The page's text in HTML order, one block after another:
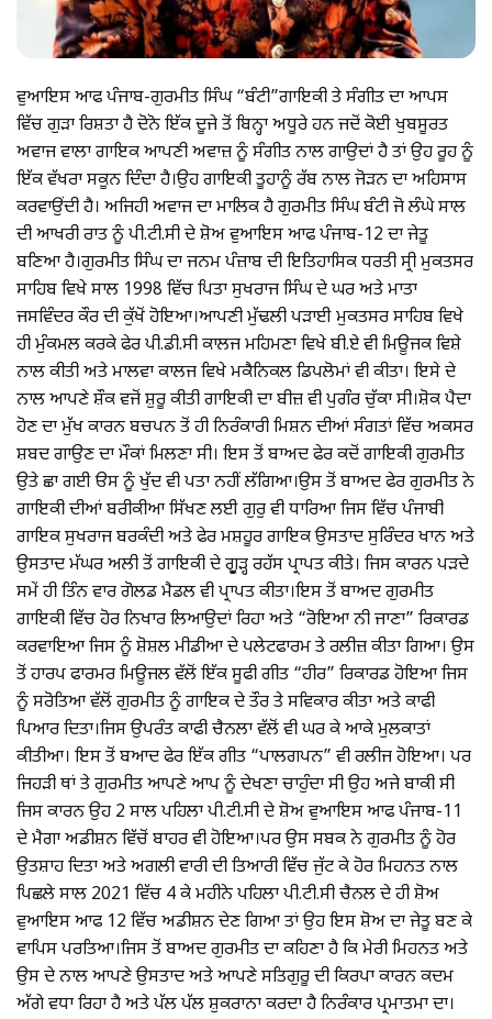
ਵੁਆਇਸ ਆਫ ਪੰਜਾਬ-ਗੁਰਮੀਤ ਸਿੰਘ “ਬੰਟੀ”ਗਾਇਕੀ ਤੇ ਸੰਗੀਤ ਦਾ ਆਪਸ
ਵਿੱਚ ਗੁੜਾ ਰਿਸ਼ਤਾ ਹੈ ਦੋਨੋ ਇੱਕ ਦੂਜੇ ਤੋਂ ਬਿਨ੍ਹਾ ਅਧੂਰੇ ਹਨ ਜਦੋਂ ਕੋਈ ਖੁਬਸੂਰਤ
ਅਵਾਜ ਵਾਲਾ ਗਾਇਕ ਆਪਣੀ ਅਵਾਜ਼ ਨੂੰ ਸੰਗੀਤ ਨਾਲ ਗਾਉਦਾਂ ਹੈ ਤਾਂ ਉਹ ਰੂਹ ਨੂੰ
ਇੱਕ ਵੱਖਰਾ ਸਕੂਨ ਦਿੰਦਾ ਹੈ।ਉਹ ਗਾਇਕੀ ਤੂਹਾਨੂੰ ਰੱਬ ਨਾਲ ਜੋੜਨ ਦਾ ਅਹਿਸਾਸ
ਕਰਵਾਉਂਦੀ ਹੈ। ਅਜਿਹੀ ਅਵਾਜ ਦਾ ਮਾਲਿਕ ਹੈ ਗੁਰਮੀਤ ਸਿੰਘ ਬੰਟੀ ਜੋ ਲੰਘੇ ਸਾਲ
ਦੀ ਆਖਰੀ ਰਾਤ ਨੂੰ ਪੀ.ਟੀ.ਸੀ ਦੇ ਸ਼ੋਅ ਵੁਆਇਸ ਆਫ ਪੰਜਾਬ-12 ਦਾ ਜੇਤੂ
ਬਣਿਆ ਹੈ।ਗੁਰਮੀਤ ਸਿੰਘ ਦਾ ਜਨਮ ਪੰਜ਼ਾਬ ਦੀ ਇਤਿਹਾਸਿਕ ਧਰਤੀ ਸ੍ਰੀ ਮੁਕਤਸਰ
ਸਾਹਿਬ ਵਿਖੇ ਸਾਲ 1998 ਵਿੱਚ ਪਿਤਾ ਸੁਖਰਾਜ ਸਿੰਘ ਦੇ ਘਰ ਅਤੇ ਮਾਤਾ
ਜਸਵਿੰਦਰ ਕੌਰ ਦੀ ਕੁੱਖੋਂ ਹੋਇਆ।ਆਪਣੀ ਮੁੱਢਲੀ ਪੜਾਈ ਮੁਕਤਸਰ ਸਾਹਿਬ ਵਿਖੇ
ਹੀ ਮੁੰਕਮਲ ਕਰਕੇ ਫੇਰ ਪੀ.ਡੀ.ਸੀ ਕਾਲਜ ਮਹਿਮਣਾ ਵਿਖੇ ਬੀ.ਏ ਵੀ ਮਿਊਜਕ ਵਿਸ਼ੇ
ਨਾਲ ਕੀਤੀ ਅਤੇ ਮਾਲਵਾ ਕਾਲਜ ਵਿਖੇ ਮਕੈਨਿਕਲ ਡਿਪਲੋਮਾਂ ਵੀ ਕੀਤਾ। ਇਸੇ ਦੇ
ਨਾਲ ਆਪਣੇ ਸ਼ੌਕ ਵਜੋਂ ਸ਼ੁਰੂ ਕੀਤੀ ਗਾਇਕੀ ਦਾ ਬੀਜ਼ ਵੀ ਪੁਗੰਰ ਚੁੱਕਾ ਸੀ।ਸ਼ੋਕ ਪੈਦਾ
ਹੋਣ ਦਾ ਮੁੱਖ ਕਾਰਨ ਬਚਪਨ ਤੋਂ ਹੀ ਨਿਰੰਕਾਰੀ ਮਿਸ਼ਨ ਦੀਆਂ ਸੰਗਤਾਂ ਵਿੱਚ ਅਕਸਰ
ਸ਼ਬਦ ਗਾਉਣ ਦਾ ਮੌਕਾਂ ਮਿਲਣਾ ਸੀ। ਇਸ ਤੋਂ ਬਾਅਦ ਫੇਰ ਕਦੋਂ ਗਾਇਕੀ ਗੁਰਮੀਤ
ਉਤੇ ਛਾ ਗਈ ੳਸ ਨੂੰ ਖੁੱਦ ਵੀ ਪਤਾ ਨਹੀਂ ਲੱਗਿਆ।ਉਸ ਤੋਂ ਬਾਅਦ ਫੇਰ ਗੁਰਮੀਤ ਨੇ
ਗਾਇਕੀ ਦੀਆਂ ਬਰੀਕੀਆ ਸਿੱਖਣ ਲਈ ਗੁਰੁ ਵੀ ਧਾਰਿਆ ਜਿਸ ਵਿੱਚ ਪੰਜਾਬੀ
ਗਾਇਕ ਸੁਖਰਾਜ ਬਰਕੰਦੀ ਅਤੇ ਫੇਰ ਮਸ਼ਹੂਰ ਗਾਇਕ ਉਸਤਾਦ ਸੁਰਿੰਦਰ ਖਾਨ ਅਤੇ
ਉਸਤਾਦ ਮੱਘਰ ਅਲੀ ਤੋਂ ਗਾਇਕੀ ਦੇ ਗੁੂੜ੍ਹ ਰਹੱਸ ਪ੍ਰਾਪਤ ਕੀਤੇ। ਜਿਸ ਕਾਰਨ ਪੜਦੇ
ਸਮੇਂ ਹੀ ਤਿੰਨ ਵਾਰ ਗੋਲਡ ਮੈਡਲ ਵੀ ਪ੍ਰਾਪਤ ਕੀਤਾ।ਇਸ ਤੋਂ ਬਾਅਦ ਗੁਰਮੀਤ
ਗਾਇਕੀ ਵਿੱਚ ਹੋਰ ਨਿਖਾਰ ਲਿਆਉਦਾਂ ਰਿਹਾ ਅਤੇ “ਰੋਇਆ ਨੀ ਜਾਣਾ” ਰਿਕਾਰਡ
ਕਰਵਾਇਆ ਜਿਸ ਨੂੰ ਸ਼ੋਸ਼ਲ ਮੀਡੀਆ ਦੇ ਪਲੇਟਫਾਰਮ ਤੇ ਰਲੀਜ਼ ਕੀਤਾ ਗਿਆ। ਉਸ
ਤੋਂ ਹਾਰਪ ਫਾਰਮਰ ਮਿਊਜਲ ਵੱਲੋਂ ਇੱਕ ਸੂਫੀ ਗੀਤ “ਹੀਰ” ਰਿਕਾਰਡ ਹੋਇਆ ਜਿਸ
ਨੂੰ ਸਰੋਤਿਆ ਵੱਲੋਂ ਗੁਰਮੀਤ ਨੂੰ ਗਾਇਕ ਦੇ ਤੌਰ ਤੇ ਸਵਿਕਾਰ ਕੀਤਾ ਅਤੇ ਕਾਫੀ
ਪਿਆਰ ਦਿਤਾ।ਜਿਸ ਉਪਰੰਤ ਕਾਫੀ ਚੈਨਲਾ ਵੱਲੋਂ ਵੀ ਘਰ ਕੇ ਆਕੇ ਮੁਲਕਾਤਾਂ
ਕੀਤੀਆ। ਇਸ ਤੋਂ ਬਆਦ ਫੇਰ ਇੱਕ ਗੀਤ “ਪਾਲਗਪਨ” ਵੀ ਰਲੀਜ ਹੋਇਆ। ਪਰ
ਜਿਹੜੀ ਥਾਂ ਤੇ ਗੁਰਮੀਤ ਆਪਣੇ ਆਪ ਨੂੰ ਦੇਖਣਾ ਚਾਹੁੰਦਾ ਸੀ ਉਹ ਅਜੇ ਬਾਕੀ ਸੀ
ਜਿਸ ਕਾਰਨ ਉਹ 2 ਸਾਲ ਪਹਿਲਾ ਪੀ.ਟੀ.ਸੀ ਦੇ ਸ਼ੋਅ ਵੁਆਇਸ ਆਫ ਪੰਜਾਬ-11
ਦੇ ਮੈਗਾ ਅਡੀਸ਼ਨ ਵਿੱਚੋਂ ਬਾਹਰ ਵੀ ਹੋਇਆ।ਪਰ ਉਸ ਸਬਕ ਨੇ ਗੁਰਮੀਤ ਨੂੰ ਹੋਰ
ਉਤਸ਼ਾਹ ਦਿਤਾ ਅਤੇ ਅਗਲੀ ਵਾਰੀ ਦੀ ਤਿਆਰੀ ਵਿੱਚ ਜੁੱਟ ਕੇ ਹੋਰ ਮਿਹਨਤ ਨਾਲ
ਪਿਛਲੇ ਸਾਲ 2021 ਵਿੱਚ 4 ਕੇ ਮਹੀਨੇ ਪਹਿਲਾ ਪੀ.ਟੀ.ਸੀ ਚੈਨਲ ਦੇ ਹੀ ਸ਼ੋਅ
ਵੁਆਇਸ ਆਫ 12 ਵਿੱਚ ਅਡੀਸ਼ਨ ਦੇਣ ਗਿਆ ਤਾਂ ਉਹ ਇਸ ਸ਼ੋਅ ਦਾ ਜੇਤੂ ਬਣ ਕੇ
ਵਾਪਿਸ ਪਰਤਿਆ।ਜਿਸ ਤੋਂ ਬਾਅਦ ਗੁਰਮੀਤ ਦਾ ਕਹਿਣਾ ਹੈ ਕਿ ਮੇਰੀ ਮਿਹਨਤ ਅਤੇ
ਉਸ ਦੇ ਨਾਲ ਆਪਣੇ ਉਸਤਾਦ ਅਤੇ ਆਪਣੇ ਸਤਿਗੁਰੂ ਦੀ ਕਿਰਪਾ ਕਾਰਨ ਕਦਮ
ਅੱਗੇ ਵਧਾ ਰਿਹਾ ਹੈ ਅਤੇ ਪੱਲ ਪੱਲ ਸ਼ੁਕਰਾਨਾ ਕਰਦਾ ਹੈ ਨਿਰੰਕਾਰ ਪ੍ਰਮਾਤਮਾ ਦਾ।